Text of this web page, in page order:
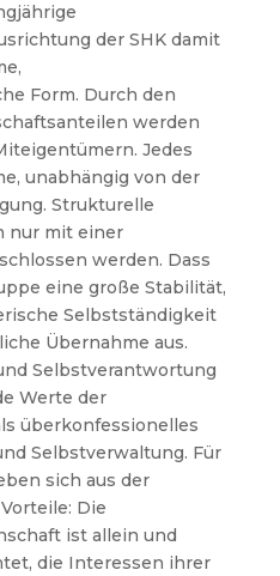
der SHK damit
Form. Durch den
werden
Jedes
unabhängig von der
Strukturelle
nur mit einer
werden. Dass
eine große Stabilität,
Selbstständigkeit
Übernahme aus.
Selbstverantwortung
Werte der
überkonfessionelles
Selbstverwaltung. Für
sich aus der
Die
ist allein und
die Interessen ihrer